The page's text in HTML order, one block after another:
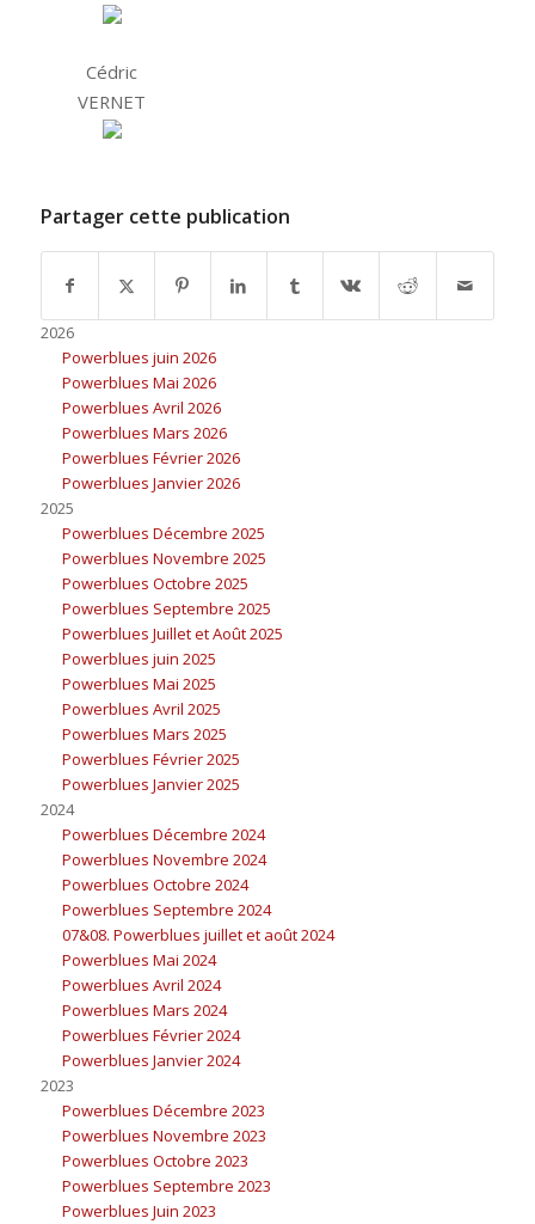
Cédric
VERNET
Partager cette publication
2026
Powerblues juin 2026
Powerblues Mai 2026
Powerblues Avril 2026
Powerblues Mars 2026
Powerblues Février 2026
Powerblues Janvier 2026
2025
Powerblues Décembre 2025
Powerblues Novembre 2025
Powerblues Octobre 2025
Powerblues Septembre 2025
Powerblues Juillet et Août 2025
Powerblues juin 2025
Powerblues Mai 2025
Powerblues Avril 2025
Powerblues Mars 2025
Powerblues Février 2025
Powerblues Janvier 2025
2024
Powerblues Décembre 2024
Powerblues Novembre 2024
Powerblues Octobre 2024
Powerblues Septembre 2024
07&08. Powerblues juillet et août 2024
Powerblues Mai 2024
Powerblues Avril 2024
Powerblues Mars 2024
Powerblues Février 2024
Powerblues Janvier 2024
2023
Powerblues Décembre 2023
Powerblues Novembre 2023
Powerblues Octobre 2023
Powerblues Septembre 2023
Powerblues Juin 2023